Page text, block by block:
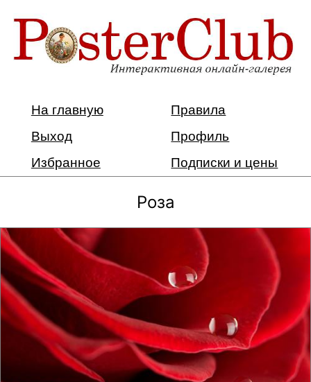
На главную
Правила
Выход
Профиль
Избранное
Подписки и цены
Роза